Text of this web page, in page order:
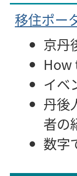
移住ポー
京丹
How
イベ
丹後
者の
数